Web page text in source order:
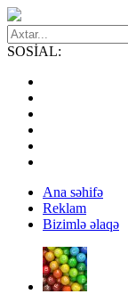
SOSİAL:
Ana səhifə
Reklam
Bizimlə əlaqə